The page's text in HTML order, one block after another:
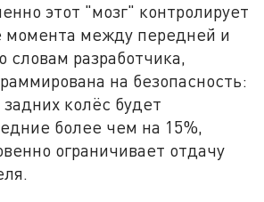
этот "мозг" контролирует
момента между передней и
словам разработчика,
на безопасность:
колёс будет
более чем на 15%,
ограничивает отдачу